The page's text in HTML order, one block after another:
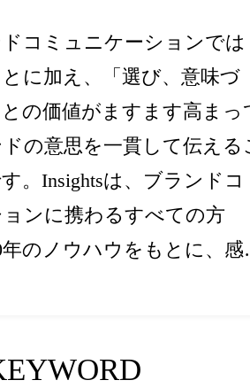
コミュニケーションでは
とに加え、「選び、意味づ
の価値がますます高まっ
の意思を一貫して伝える
。Insightsは、ブランドコ
ンに携わるすべての方
のノウハウをもとに、感